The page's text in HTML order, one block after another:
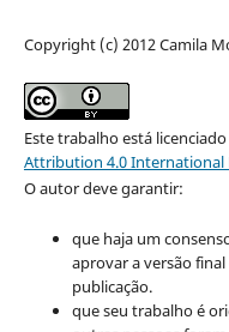
Copyright (c) 2012 Camila
Este trabalho está
Attribution 4.0 International
O autor deve garantir:
que haja um
aprovar a versão
publicação.
que seu trabalho é